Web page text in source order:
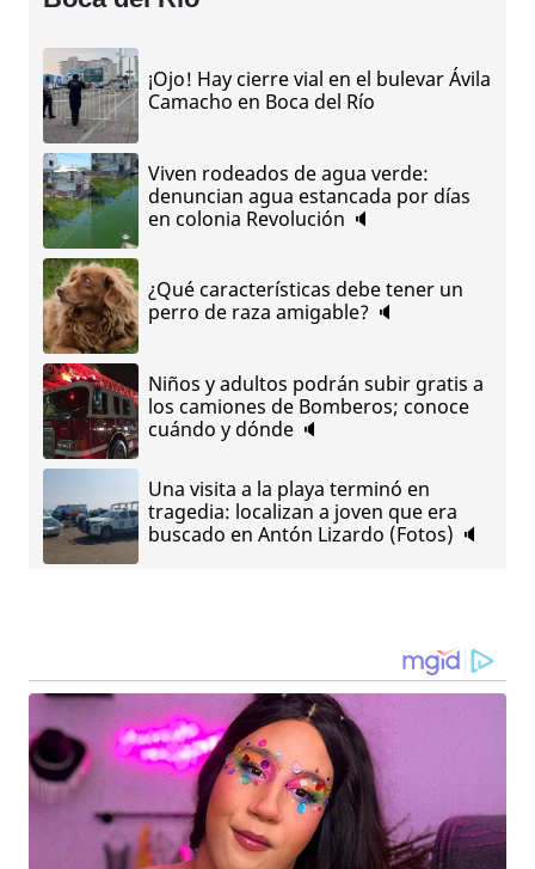
¡Ojo! Hay cierre vial en el bulevar Ávila
Camacho en Boca del Río
Viven rodeados de agua verde:
denuncian agua estancada por días
en colonia Revolución 🔈
¿Qué características debe tener un
perro de raza amigable? 🔈
Niños y adultos podrán subir gratis a
los camiones de Bomberos; conoce
cuándo y dónde 🔈
Una visita a la playa terminó en
tragedia: localizan a joven que era
buscado en Antón Lizardo (Fotos) 🔈